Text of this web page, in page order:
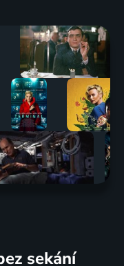
sekání